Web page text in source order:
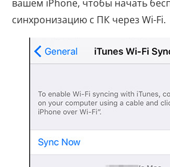
вашем iPhone, чтобы начать
синхронизацию с ПК через Wi-Fi.